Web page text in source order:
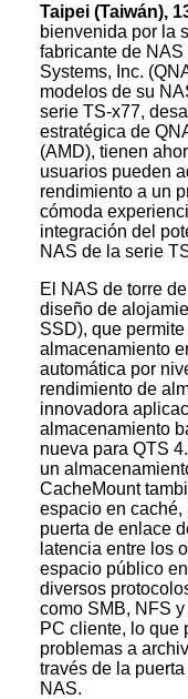
Taipei (Taiwán),
bienvenida por la
fabricante de
Systems, Inc.
modelos de su
serie TS-x77,
estratégica de
(AMD), tienen
usuarios pueden
rendimiento a un
cómoda
integración del
NAS de la serie
El NAS de torre
diseño de
SSD), que
almacenamiento
automática por
rendimiento de
innovadora
almacenamiento
nueva para QTS
un
CacheMount
espacio en caché,
puerta de enlace
latencia entre los
espacio público
diversos
como SMB, NFS
PC cliente, lo que
problemas a
través de la
NAS.